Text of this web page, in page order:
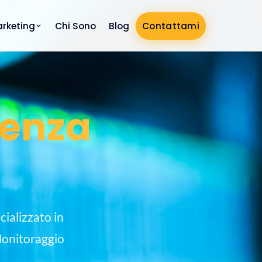
Chi Sono Blog Contattami
in